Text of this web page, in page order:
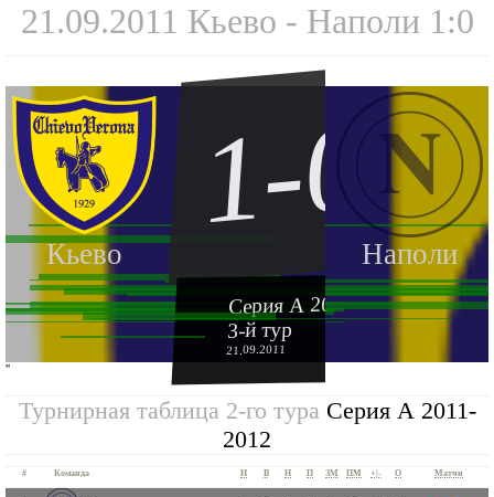
21.09.2011 Кьево - Наполи 1:0
Кьево Наполи
1-0
Серия А 2011-2012
3-й тур
21.09.2011
''
Турнирная таблица 2-го тура Серия А 2011-
2012
# Команда И В Н П ЗМ ПМ +|- О Матчи